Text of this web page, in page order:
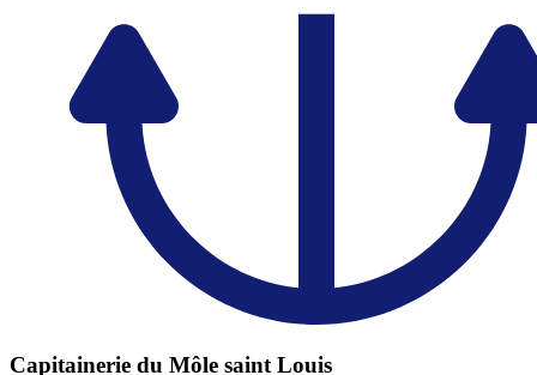
Capitainerie du Môle saint Louis